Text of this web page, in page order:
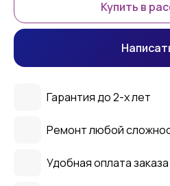
Купить в
Гарантия до 2-х лет
Ремонт любой
Удобная оплата заказа